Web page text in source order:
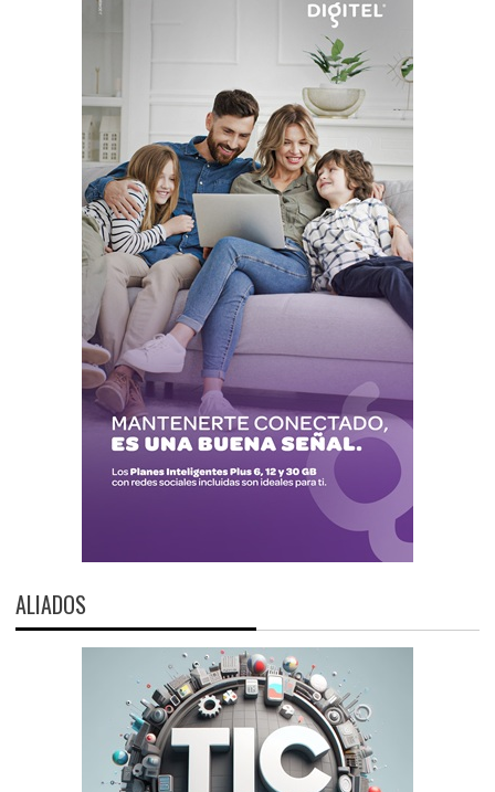
ALIADOS